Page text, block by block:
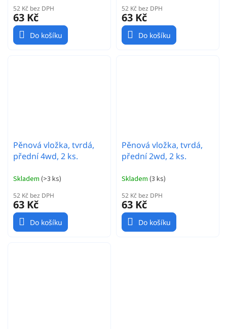
52 Kč bez DPH
63 Kč
Do košíku
52 Kč bez DPH
63 Kč
Do košíku
Pěnová vložka, tvrdá,
přední 4wd, 2 ks.
Skladem (>3 ks)
52 Kč bez DPH
63 Kč
Do košíku
Pěnová vložka, tvrdá,
přední 2wd, 2 ks.
Skladem (3 ks)
52 Kč bez DPH
63 Kč
Do košíku